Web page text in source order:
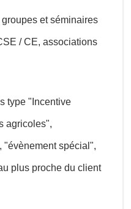
et séminaires
/ CE, associations
type "Incentive
agricoles",
"évènement spécial",
plus proche du client